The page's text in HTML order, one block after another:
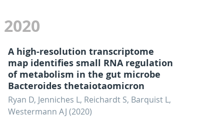
2020
A high-resolution transcriptome
map identifies small RNA regulation
of metabolism in the gut microbe
Bacteroides thetaiotaomicron
Ryan D, Jenniches L, Reichardt S, Barquist L,
Westermann AJ (2020)